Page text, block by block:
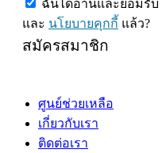
ฉันได้อ่านและยอมรับ
และ นโยบายคุกกี้ แล้ว?
สมัครสมาชิก
ศูนย์ช่วยเหลือ
เกี่ยวกับเรา
ติดต่อเรา